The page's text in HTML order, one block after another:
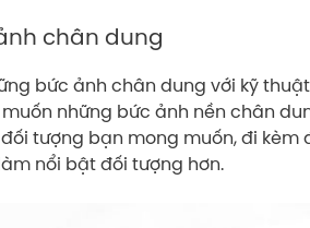
chân dung
bức ảnh chân dung với kỹ
những bức ảnh nền chân
tượng bạn mong muốn, đi
nổi bật đối tượng hơn.